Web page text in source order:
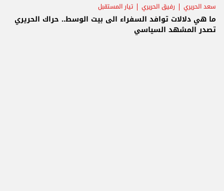
سعد الحريري رفيق الحريري تيار المستقبل
ما هي دلالات توافد السفراء الى بيت الوسط.. حراك الحريري
تصدر المشهد السياسي